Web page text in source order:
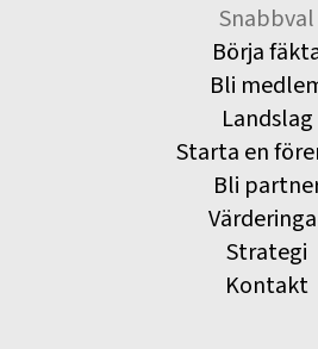
Snabbval
Börja
Bli
Landslag
Starta en
Bli
Strategi
Kontakt